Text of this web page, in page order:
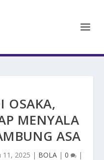
OSAKA,
MENYALA
ASA
11, 2025 | BOLA | 0 |